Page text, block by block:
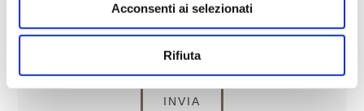
Acconsenti ai selezionati
Rifiuta